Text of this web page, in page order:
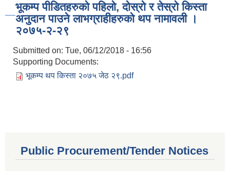
भूकम्प पीडितहरुको पहिलो, दोस्रो र तेस्रो किस्ता
अनुदान पाउने लाभग्राहीहरुको थप नामावली ।
२०७५-२-२९
Submitted on: Tue, 06/12/2018 - 16:56
Supporting Documents:
भूकम्प थप किस्ता २०७५ जेठ २९.pdf
Public Procurement/Tender Notices